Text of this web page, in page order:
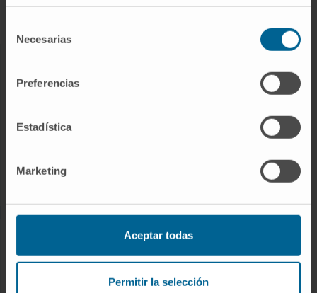
Necesarias
Preferencias
Estadística
Marketing
Aceptar todas
Permitir la selección
Our Researchers